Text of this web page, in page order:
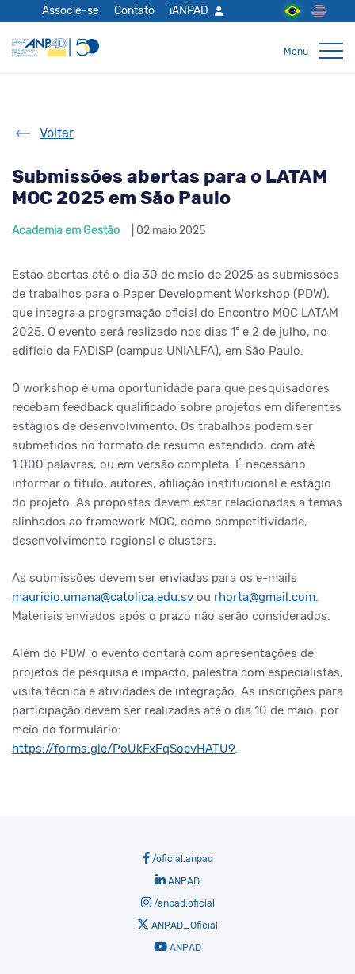
Associe-se Contato iANPAD
Voltar
Submissões abertas para o LATAM
MOC 2025 em São Paulo
Academia em Gestão | 02 maio 2025
Estão abertas até o dia 30 de maio de 2025 as submissões
de trabalhos para o Paper Development Workshop (PDW),
que integra a programação oficial do Encontro MOC LATAM
2025. O evento será realizado nos dias 1º e 2 de julho, no
edifício da FADISP (campus UNIALFA), em São Paulo.
O workshop é uma oportunidade para que pesquisadores
recebam feedback qualificado sobre projetos em diferentes
estágios de desenvolvimento. Os trabalhos podem ser
submetidos no formato de resumo estendido, com até
1.000 palavras, ou em versão completa. É necessário
informar o título, autores, afiliação institucional e estágio
do projeto. As propostas devem estar relacionadas a temas
alinhados ao framework MOC, como competitividade,
desenvolvimento regional e clusters.
As submissões devem ser enviadas para os e-mails
mauricio.umana@catolica.edu.sv ou rhorta@gmail.com.
Materiais enviados após o prazo não serão considerados.
Além do PDW, o evento contará com apresentações de
projetos de pesquisa e impacto, palestra com especialistas,
visita técnica e atividades de integração. As inscrições para
participação devem ser realizadas até o dia 10 de maio, por
meio do formulário:
https://forms.gle/PoUkFxFqSoevHATU9.
/oficial.anpad
ANPAD
/anpad.oficial
ANPAD_Oficial
ANPAD